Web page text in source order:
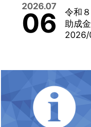
2026.07
06
令和
助成
2026/